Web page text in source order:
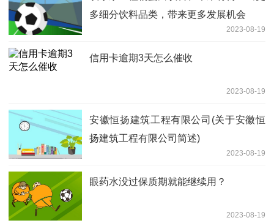
多细分饮料品类，带来更多发展机会
2023-08-19
信用卡逾期3天怎么催收
2023-08-19
安徽恒扬建筑工程有限公司(关于安徽恒
扬建筑工程有限公司简述)
2023-08-19
眼药水没过保质期就能继续用？
2023-08-19